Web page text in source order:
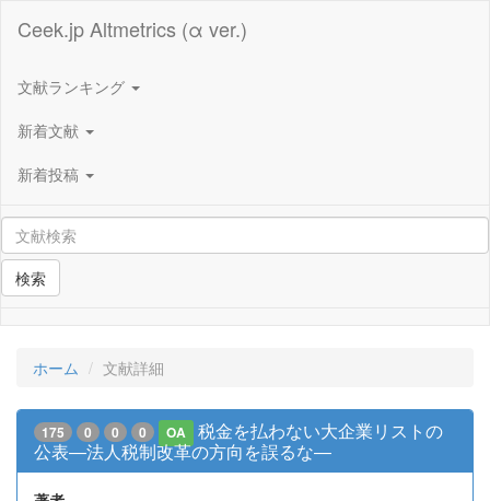
Ceek.jp Altmetrics (α ver.)
文献ランキング
新着文献
新着投稿
検索
ホーム 文献詳細
175 0 0 0 OA
税金を払わない大企業リストの
公表―法人税制改革の方向を誤るな―